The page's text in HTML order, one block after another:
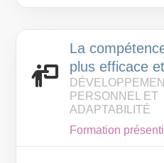
techniques de détente
tout en préservant son
La
plus efficace
heureux
PERSONNEL ET
ADAPTABILITÉ
Formation